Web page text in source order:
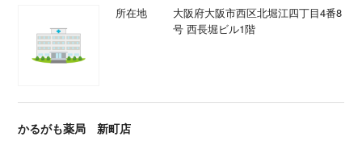
所在地
大阪府大阪市西区北堀江四丁目4番8
号 西長堀ビル1階
かるがも薬局 新町店